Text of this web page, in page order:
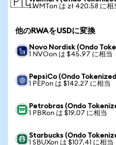
🇵🇱1 WMTon は zł 420.58 に相
他のRWAをUSDに変換
Novo Nordisk (Ondo
1 NVOon は $45.97 に相当
PepsiCo (Ondo
1 PEPon は $142.27 に相当
Petrobras (Ondo
1 PBRon は $19.07 に相当
Starbucks (Ondo
1 SBUXon は $107.41 に相当